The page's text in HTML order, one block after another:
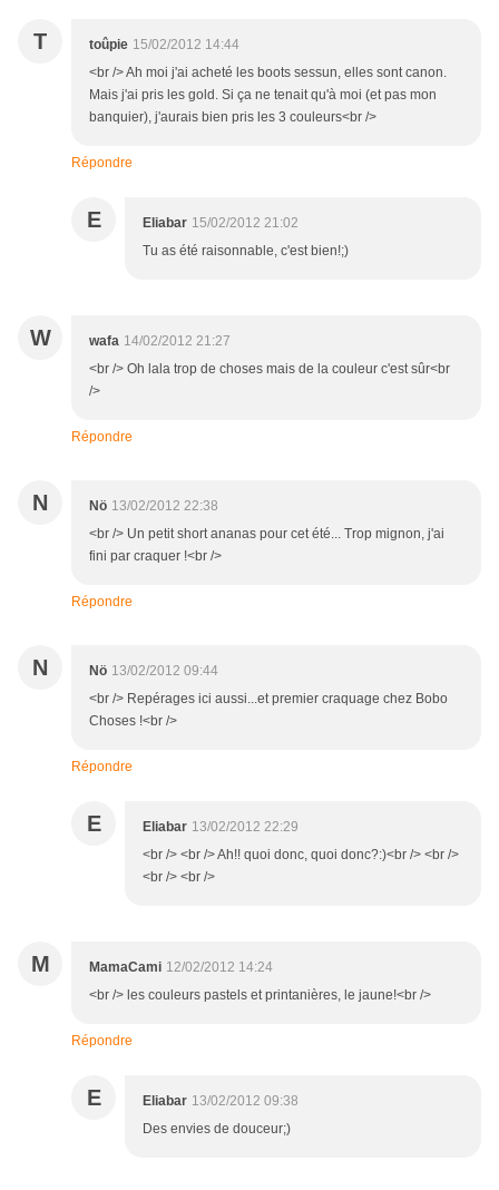
T toûpie 15/02/2012 14:44
<br /> Ah moi j'ai acheté les boots sessun, elles sont canon.
Mais j'ai pris les gold. Si ça ne tenait qu'à moi (et pas mon
banquier), j'aurais bien pris les 3 couleurs<br />
Répondre
E Eliabar 15/02/2012 21:02
Tu as été raisonnable, c'est bien!;)
W wafa 14/02/2012 21:27
<br /> Oh lala trop de choses mais de la couleur c'est sûr<br
/>
Répondre
N Nö 13/02/2012 22:38
<br /> Un petit short ananas pour cet été... Trop mignon, j'ai
fini par craquer !<br />
Répondre
N Nö 13/02/2012 09:44
<br /> Repérages ici aussi...et premier craquage chez Bobo
Choses !<br />
Répondre
E Eliabar 13/02/2012 22:29
<br /> <br /> Ah!! quoi donc, quoi donc?:)<br /> <br />
<br /> <br />
M MamaCami 12/02/2012 14:24
<br /> les couleurs pastels et printanières, le jaune!<br />
Répondre
E Eliabar 13/02/2012 09:38
Des envies de douceur;)